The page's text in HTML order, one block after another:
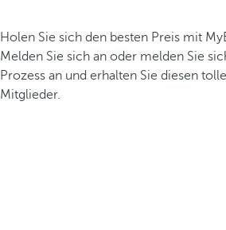
Holen Sie sich den besten Preis mit
Melden Sie sich an oder melden Sie
Prozess an und erhalten Sie diesen
Mitglieder.